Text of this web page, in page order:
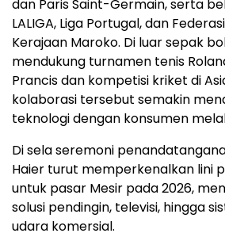
dan Paris Saint-Germain, serta
LALIGA, Liga Portugal, dan
Kerajaan Maroko. Di luar sepak
mendukung turnamen tenis
Prancis dan kompetisi kriket di
kolaborasi tersebut semakin
teknologi dengan konsumen
Di sela seremoni
Haier turut memperkenalkan lini
untuk pasar Mesir pada 2026,
solusi pendingin, televisi, hingga
udara komersial.